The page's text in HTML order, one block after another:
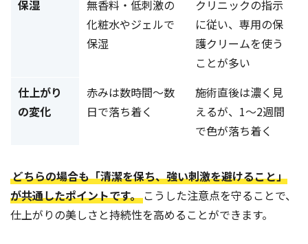
保湿
無香料・低刺激の
化粧水やジェルで
保湿
クリニックの指示
に従い、専用の保
護クリームを使う
ことが多い
仕上がり
の変化
赤みは数時間〜数
日で落ち着く
施術直後は濃く見
えるが、1〜2週間
で色が落ち着く
どちらの場合も「清潔を保ち、強い刺激を避けること」
が共通したポイントです。 こうした注意点を守ることで、
仕上がりの美しさと持続性を高めることができます。